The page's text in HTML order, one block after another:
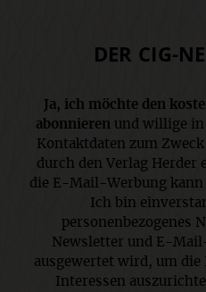
DER CIG-
Ja, ich möchte den
abonnieren und willige in
Kontaktdaten zum
durch den Verlag Herder
die E-Mail-Werbung kann
Ich bin
personenbezogenes
Newsletter und E-
ausgewertet wird, um die
Interessen